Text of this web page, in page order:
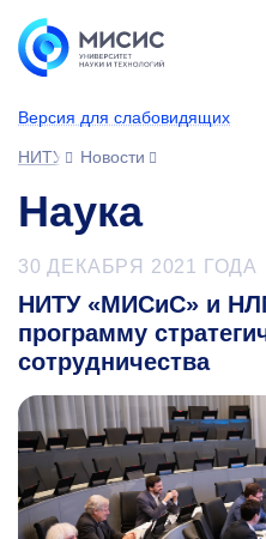
Версия для слабовидящих
НИТУ МИСИС
Новости
Наука
30 ДЕКАБРЯ 2021 ГОДА
НИТУ «МИСиС» и
программу
сотрудничества